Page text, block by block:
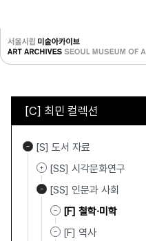
[C] 최민 컬렉션
[S] 도서 자료
[SS] 시각문화연구
[SS] 인문과 사회
[F] 철학·미학
[F] 역사